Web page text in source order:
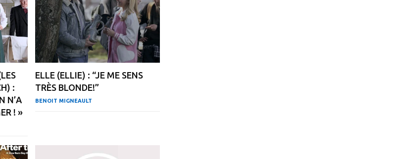
:
N’A
! »
ELLE (ELLIE) : “JE ME SENS
TRÈS BLONDE!”
BENOIT MIGNEAULT